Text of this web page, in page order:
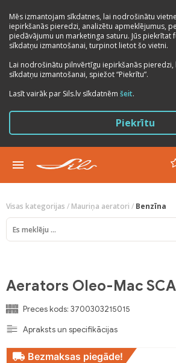
Mēs izmantojam sīkdatnes, lai nodrošinātu
iepirkšanās pieredzi, analizētu apmeklējumus,
piedāvājumu un marketinga saturu. Jūs piekrītat
sīkdatņu izmantošanai, turpinot lietot šo vietni.
Lai nodrošinātu pilnvērtīgu iepirkšanās
sīkdatņu izmantošanai, spiežot “Piekrītu”.
Lasīt vairāk par Sils.lv sīkdatnēm šeit.
Piekrītu
Visas kategorijas / Mauriņa aeratori / Benzīna
Aerators Oleo-Mac
Preces kods: 3700303215015
Apraksts un specifikācijas
Bezmaksas piegāde!
Previous